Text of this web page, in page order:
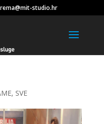
studio.hr
, SVE